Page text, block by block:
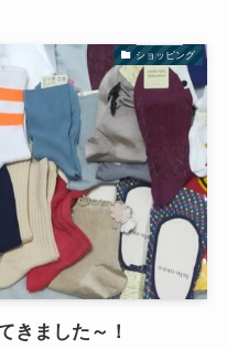
ショッピング
きました～！